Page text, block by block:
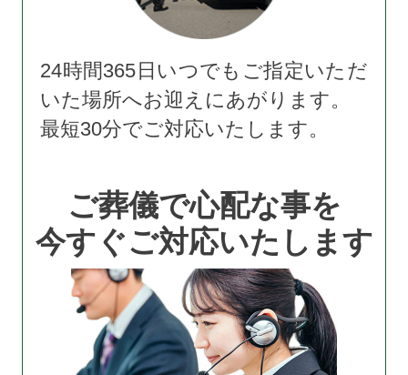
24時間365日いつでもご指定いただ
いた場所へお迎えにあがります。
最短30分でご対応いたします。
ご葬儀で心配な事を
今すぐご対応いたします